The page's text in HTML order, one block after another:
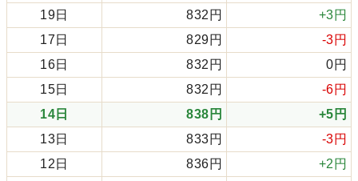
19日
832円
+3円
17日
829円
-3円
16日
832円
0円
15日
832円
-6円
14日
838円
+5円
13日
833円
-3円
12日
836円
+2円